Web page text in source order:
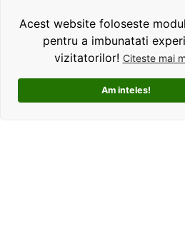
Acest website foloseste
pentru a imbunatati
vizitatorilor! Citeste mai
Am inteles!